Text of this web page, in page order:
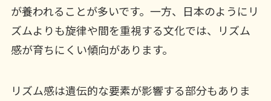
が養われることが多いです。一方、日本のようにリ
ズムよりも旋律や間を重視する文化では、リズム
感が育ちにくい傾向があります。
リズム感は遺伝的な要素が影響する部分もありま